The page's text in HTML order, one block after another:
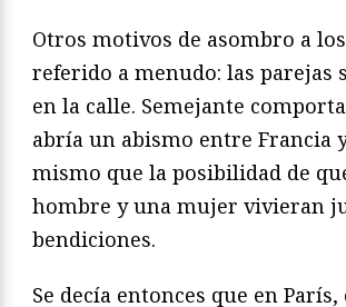
Otros motivos de asombro a
referido a menudo: las parejas
en la calle. Semejante
abría un abismo entre Francia
mismo que la posibilidad de
hombre y una mujer vivieran
bendiciones.
Se decía entonces que en